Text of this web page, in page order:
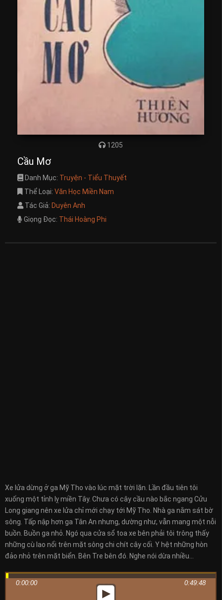
1205
Cầu Mơ
Danh Mục: Truyện - Tiểu Thuyết
Thể Loại: Văn Học Miền Nam
Tác Giả: Duyên Anh
Giọng Đọc: Thái Hoàng Phi
Xe lửa dừng ở ga Mỹ Tho vào lúc mặt trời lặn. Lần đầu tiên tôi
xuống một tỉnh lỵ miền Tây. Chưa có cây cầu nào bắc ngang Cửu
Long giang nên xe lửa chỉ mới chạy tới Mỹ Tho. Nhà ga nằm sát bờ
sông. Tấp nập hơn ga Tân An nhưng, dường như, vẫn mang một nỗi
buồn. Buồn ga nhỏ. Ngó qua cửa sổ toa xe bên phải tôi trông thấy
những cù lao nổi trên mặt sông chi chít cây cối. Y hệt những hòn
đảo nhỏ trên mặt biển. Bên Tre bên đó. Nghe nói dừa nhiều…
0:00:00 0:49:48